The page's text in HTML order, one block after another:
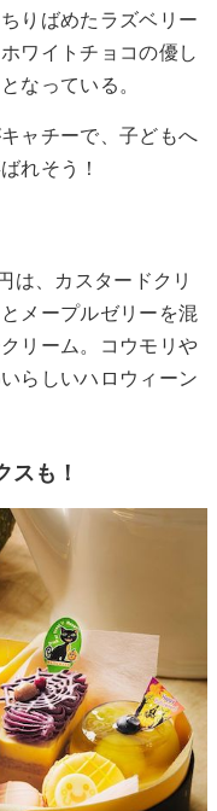
りばめたラズベリー
ワイトチョコの優し
なっている。
ャチーで、子どもへ
れそう！
は、カスタードクリ
メープルゼリーを混
リーム。コウモリや
らしいハロウィーン
スも！